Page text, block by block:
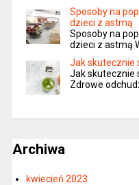
Sposoby na
dzieci z astmą
Sposoby na
dzieci z astmą
Jak skutecznie
Jak skutecznie
Zdrowe
Archiwa
kwiecień 2023